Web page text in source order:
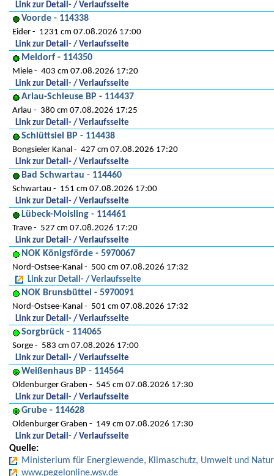
Link zur Detail- / Verlaufsseite
Voorde - 114338
Eider
1231 cm 07.08.2026 17:00
Link zur Detail- / Verlaufsseite
Meldorf - 114350
Miele
403 cm 07.08.2026 17:20
Link zur Detail- / Verlaufsseite
Arlau-Schleuse BP - 114437
Arlau
380 cm 07.08.2026 17:25
Link zur Detail- / Verlaufsseite
Schlüttsiel BP - 114438
Bongsieler Kanal
427 cm 07.08.2026 17:20
Link zur Detail- / Verlaufsseite
Bad Schwartau - 114460
Schwartau
151 cm 07.08.2026 17:00
Link zur Detail- / Verlaufsseite
Lübeck-Moisling - 114461
Trave
527 cm 07.08.2026 17:20
Link zur Detail- / Verlaufsseite
NOK Königsförde - 5970067
Nord-Ostsee-Kanal
500 cm 07.08.2026 17:32
Link zur Detail- / Verlaufsseite
NOK Brunsbüttel - 5970091
Nord-Ostsee-Kanal
501 cm 07.08.2026 17:32
Link zur Detail- / Verlaufsseite
Sorgbrück - 114065
Sorge
583 cm 07.08.2026 17:00
Link zur Detail- / Verlaufsseite
Weißenhaus BP - 114564
Oldenburger Graben
545 cm 07.08.2026 17:30
Link zur Detail- / Verlaufsseite
Grube - 114628
Oldenburger Graben
149 cm 07.08.2026 17:30
Link zur Detail- / Verlaufsseite
Quelle:
Ministerium für Energiewende, Klimaschutz, Umwelt und Natur
www.pegelonline.wsv.de